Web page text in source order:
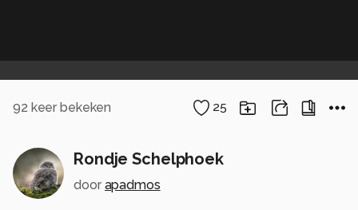
92 keer bekeken 25
Rondje Schelphoek
door apadmos